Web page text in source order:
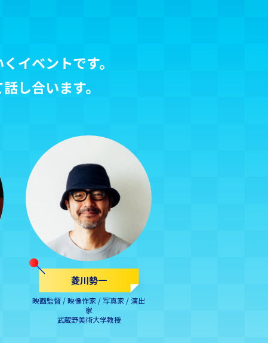
イベントです。
し合います。
菱川勢一
映画監督 / 映像作家 / 写真家 / 演出
家
武蔵野美術大学教授